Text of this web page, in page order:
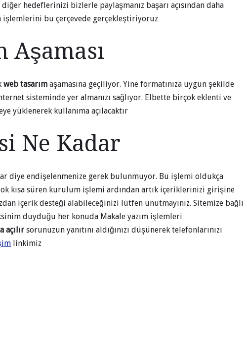
hedeflerinizi bizlerle paylaşmanız başarı açısından daha
işlemlerini bu çerçevede gerçekleştiriyoruz
Aşaması
web tasarım aşamasına geçiliyor. Yine formatınıza uygun şekilde
sisteminde yer almanızı sağlıyor. Elbette birçok eklenti ve
yüklenerek kullanıma açılacaktır
Ne Kadar
diye endişelenmenize gerek bulunmuyor. Bu işlemi oldukça
kısa süren kurulum işlemi ardından artık içeriklerinizi girişine
içerik desteği alabileceğinizi lütfen unutmayınız. Sitemize bağlı
duyduğu her konuda Makale yazım işlemleri
açılır sorunuzun yanıtını aldığınızı düşünerek telefonlarınızı
linkimiz